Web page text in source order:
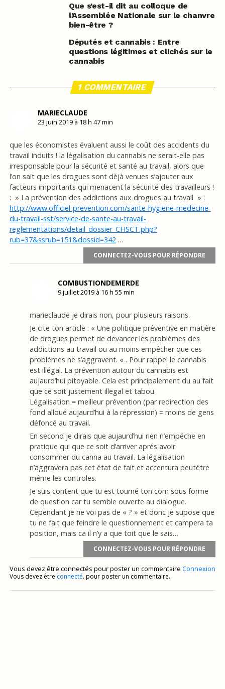
Que s’est-il dit au colloque de
l’Assemblée Nationale sur le chanvre
bien-être ?
Députés et cannabis : Entre
questions légitimes et clichés sur le
cannabis
1 COMMENTAIRE
MARIECLAUDE
23 juin 2019 à 18 h 47 min
que les économistes évaluent aussi le coût des accidents du
travail induits ! la légalisation du cannabis ne serait-elle pas
irresponsable pour la sécurité et santé au travail, alors que
l’on sait que les drogues sont déjà venues s’ajouter aux
facteurs importants qui menacent la sécurité des travailleurs !
: » La prévention des addictions aux drogues au travail » :
http://www.officiel-prevention.com/sante-hygiene-medecine-
du-travail-sst/service-de-sante-au-travail-
reglementations/detail_dossier_CHSCT.php?
rub=37&ssrub=151&dossid=342…
CONNECTEZ-VOUS POUR RÉPONDRE
COMBUSTIONDEMERDE
9 juillet 2019 à 16 h 55 min
marieclaude je dirais non, pour plusieurs raisons.
Je cite ton article : « Une politique préventive en matière
de drogues permet de devancer les problèmes des
addictions au travail ou au moins empêcher que ces
problèmes ne s’aggravent. « . Pour rappel le cannabis
est illégal. La prévention autour du cannabis est
aujaurd’hui pitoyable. Cela est principalement du au fait
que ce soit justement illegal et tabou.
Légalisation = meilleur prévention (par redirection des
fond alloué aujaurd’hui à la répression) = moins de gens
défoncé au travail.
En second je dirais que aujaurd’hui rien n’empéche en
pratique qui que ce soit d’arriver aprés avoir
consommer du canna au travail. La légalisation
n’aggravera pas cet état de fait et accentura peutétre
méme les controles.
Je suis content que tu est tourné ton com sous forme
de question car tu semble ouverte au dialogue.
Cependant je ne voi pas de « ? » et donc je supose que
tu ne fait que feindre le questionnement et campera ta
position, mais ca il n’y a que toit que le sais…
CONNECTEZ-VOUS POUR RÉPONDRE
Vous devez être connectés pour poster un commentaire Connexion
Vous devez être connecté. pour poster un commentaire.